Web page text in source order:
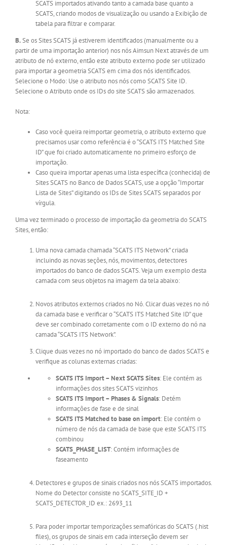
SCATS importados ativando tanto a camada base quanto a
SCATS, criando modos de visualização ou usando a Exibição de
tabela para filtrar e comparar.
B.Se os Sites SCATS já estiverem identificados (manualmente ou a
partir de uma importação anterior) nos nós Aimsun Next através de um
atributo de nó externo, então este atributo externo pode ser utilizado
para importar a geometria SCATS em cima dos nós identificados.
Selecione o Modo: Use o atributo nos nós como SCATS Site ID.
Selecione o Atributo onde os IDs do site SCATS são armazenados.
Nota:
Caso você queira reimportar geometria, o atributo externo que
precisamos usar como referência é o “SCATS ITS Matched Site
ID” que foi criado automaticamente no primeiro esforço de
importação.
Caso queira importar apenas uma lista específica (conhecida) de
Sites SCATS no Banco de Dados SCATS, use a opção “Importar
Lista de Sites” digitando os IDs de Sites SCATS separados por
vírgula.
Uma vez terminado o processo de importação da geometria do SCATS
Sites, então:
Uma nova camada chamada “SCATS ITS Network” criada
incluindo as novas seções, nós, movimentos, detectores
importados do banco de dados SCATS. Veja um exemplo desta
camada com seus objetos na imagem da tela abaixo:
Novos atributos externos criados no Nó. Clicar duas vezes no nó
da camada base e verificar o “SCATS ITS Matched Site ID” que
deve ser combinado corretamente com o ID externo do nó na
camada “SCATS ITS Network”.
Clique duas vezes no nó importado do banco de dados SCATS e
verifique as colunas externas criadas:
SCATS ITS Import – Next SCATS Sites: Ele contém as
informações dos sites SCATS vizinhos
SCATS ITS Import – Phases & Signals: Detém
informações de fase e de sinal
SCATS ITS Matched to base on import: Ele contém o
número de nós da camada de base que este SCATS ITS
combinou
SCATS_PHASE_LIST: Contém informações de
faseamento
Detectores e grupos de sinais criados nos nós SCATS importados.
Nome do Detector consiste no SCATS_SITE_ID +
SCATS_DETECTOR_ID ex.: 2693_11
Para poder importar temporizações semafóricas do SCATS (.hist
files), os grupos de sinais em cada interseção devem ser